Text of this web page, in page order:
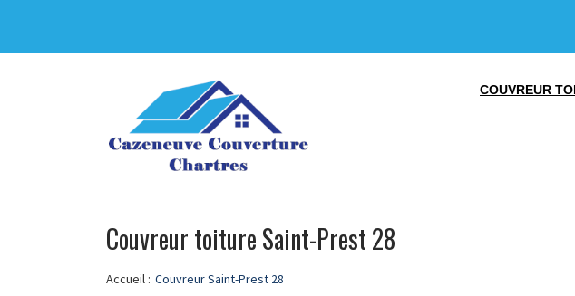
COUVREUR
Couvreur toiture Saint-Prest 28
Accueil : Couvreur Saint-Prest 28